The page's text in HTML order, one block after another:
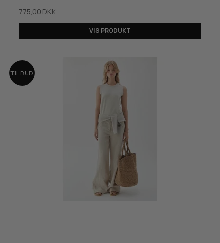
775,00 DKK
VIS PRODUKT
TILBUD